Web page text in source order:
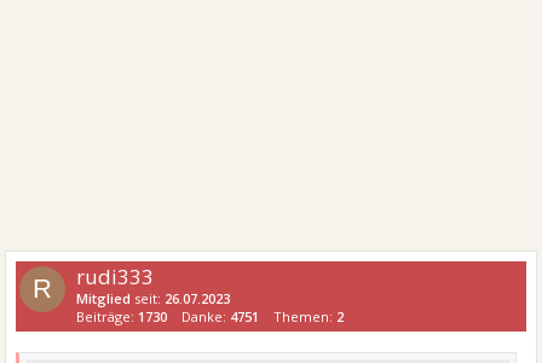
R rudi333
Mitglied seit: 26.07.2023
Beiträge: 1730 Danke: 4751 Themen: 2